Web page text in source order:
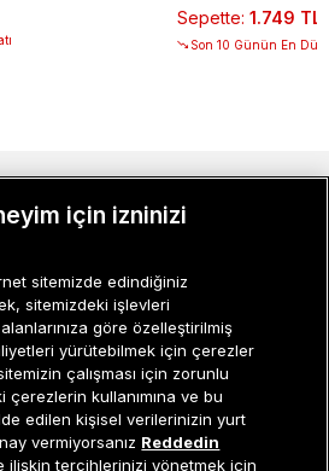
Sepette: 1.749 TL
Son 10 Günün En
için izninizi
sitemizde edindiğiniz
sitemizdeki işlevleri
göre özelleştirilmiş
yürütebilmek için çerezler
çalışması için zorunlu
çerezlerin kullanımına ve bu
edilen kişisel verilerinizin yurt
vermiyorsanız Reddedin
ilişkin tercihlerinizi yönetmek için